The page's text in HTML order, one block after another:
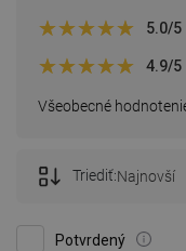
Všeobecné
5.0/5
4.9/5
Potvrdený
Triediť:Najnovší